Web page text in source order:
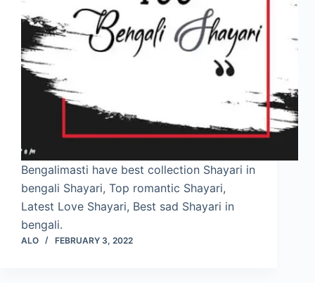
Bengalimasti have best collection Shayari in
bengali Shayari, Top romantic Shayari,
Latest Love Shayari, Best sad Shayari in
bengali.
ALO FEBRUARY 3, 2022